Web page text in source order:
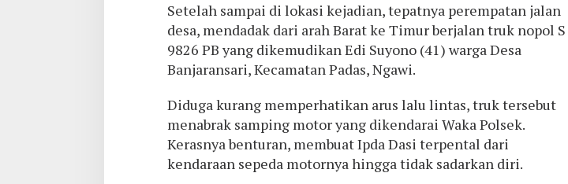
Setelah sampai di lokasi kejadian, tepatnya perempatan jalan
desa, mendadak dari arah Barat ke Timur berjalan truk nopol S
9826 PB yang dikemudikan Edi Suyono (41) warga Desa
Banjaransari, Kecamatan Padas, Ngawi.
Diduga kurang memperhatikan arus lalu lintas, truk tersebut
menabrak samping motor yang dikendarai Waka Polsek.
Kerasnya benturan, membuat Ipda Dasi terpental dari
kendaraan sepeda motornya hingga tidak sadarkan diri.